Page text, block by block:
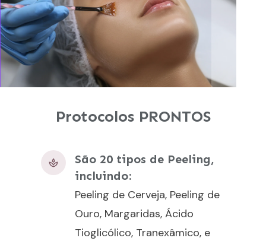
Protocolos PRONTOS
São 20 tipos de Peeling,
incluindo:
Peeling de Cerveja, Peeling de
Ouro, Margaridas, Ácido
Tioglicólico, Tranexâmico, e